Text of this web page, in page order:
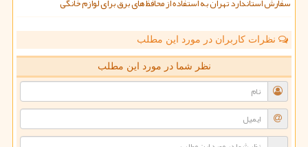
نظرات کاربران در مورد این مطلب
نظر شما در مورد این مطلب